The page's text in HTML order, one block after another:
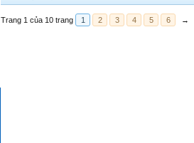
Trang 1 của 10 trang 1 2 3 4 5 6 →